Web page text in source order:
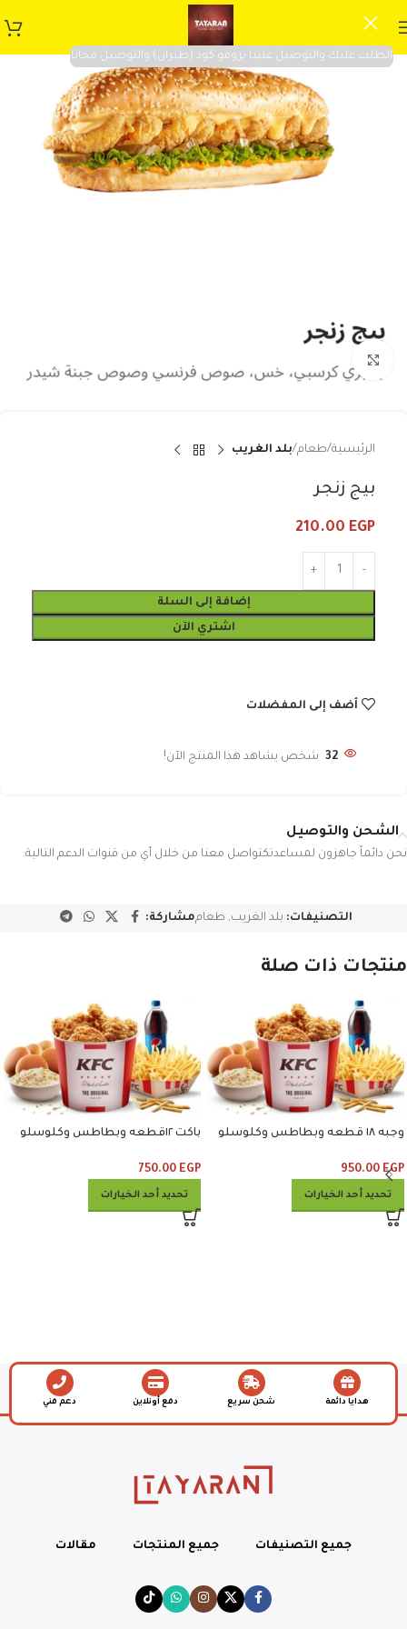
الطلب عليك والتوصيل علينا برومو كود (طيران) والتوصيل مجانا
الرئيسية طعام بلد الغريب
بيج زنجر
210.00 EGP
إضافة إلى السلة
اشتري الآن
أضف إلى المفضلات
32 شخص يشاهد هذا المنتج الآن!
الشحن والتوصيل
نحن دائماً جاهزون لمساعدتكتواصل معنا من خلال أي من قنوات الدعم التالية:
التصنيفات: بلد الغريب, طعاممشاركة:
منتجات ذات صلة
وجبه ١٨ قطعه وبطاطس وكلوسلو
950.00 EGP
تحديد أحد الخيارات
باكت ١٢قطعه وبطاطس وكلوسلو
750.00 EGP
تحديد أحد الخيارات
هدايا دائمة شحن سريع دفع أونلاين دعم فني
جميع التصنيفات جميع المنتجات مقالات